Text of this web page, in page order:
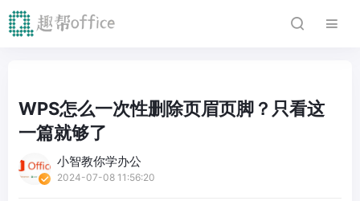
WPS怎么一次性删除页眉页脚？只看这
一篇就够了
小智教你学办公
2024-07-08 11:56:20